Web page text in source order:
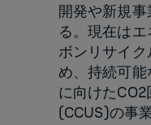
開発や新規
る。現在は
ボンリサイ
め、持続可
に向けた
(CCUS)の事